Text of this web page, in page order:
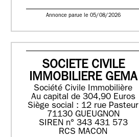
Annonce parue le 05/08/2026
SOCIETE CIVILE
IMMOBILIERE GEMA
Société Civile Immobilière
Au capital de 304,90 Euros
Siège social : 12 rue Pasteur
71130 GUEUGNON
SIREN n° 343 431 573
RCS MACON